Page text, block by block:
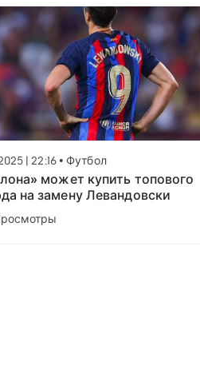
| 22:16 • Футбол
может купить топового
на замену Левандовски